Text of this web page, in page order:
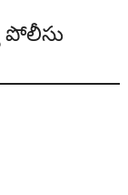
పోలీసు